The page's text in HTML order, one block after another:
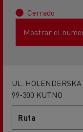
Cerrado
Mostrar el
UL. HOLENDERSKA
99-300 KUTNO
Ruta